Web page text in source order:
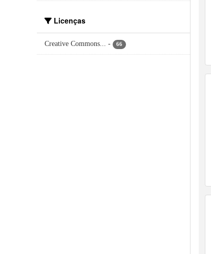
Licenças
Creative Commons... - 66